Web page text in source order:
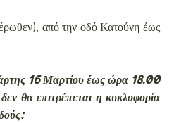
από την οδό Κατούνη έως
16 Μαρτίου έως ώρα 18.00
θα επιτρέπεται η κυκλοφορία